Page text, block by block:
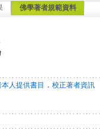
佛學著者規範資料
人提供書目 ． 校正著者資訊